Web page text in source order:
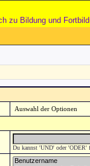
zu Bildung und
Du kannst 'UND' oder 'ODER'